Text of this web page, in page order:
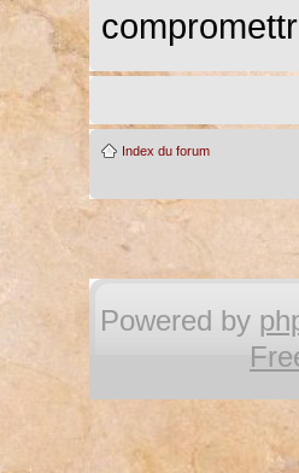
Index du forum
Powered by